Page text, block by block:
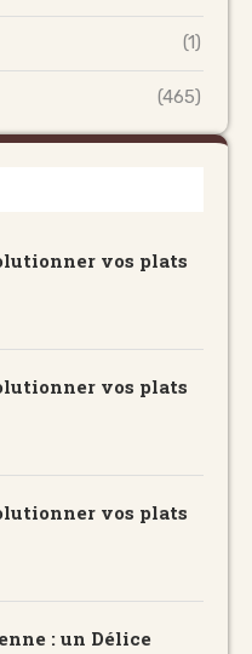
(1)
(465)
vos plats
vos plats
vos plats
: un Délice